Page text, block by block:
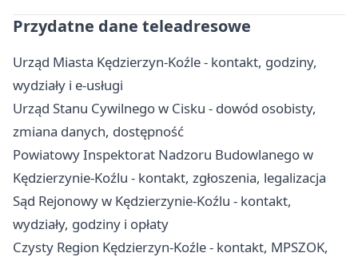
Przydatne dane teleadresowe
Urząd Miasta Kędzierzyn-Koźle - kontakt, godziny,
wydziały i e-usługi
Urząd Stanu Cywilnego w Cisku - dowód osobisty,
zmiana danych, dostępność
Powiatowy Inspektorat Nadzoru Budowlanego w
Kędzierzynie-Koźlu - kontakt, zgłoszenia, legalizacja
Sąd Rejonowy w Kędzierzynie-Koźlu - kontakt,
wydziały, godziny i opłaty
Czysty Region Kędzierzyn-Koźle - kontakt, MPSZOK,